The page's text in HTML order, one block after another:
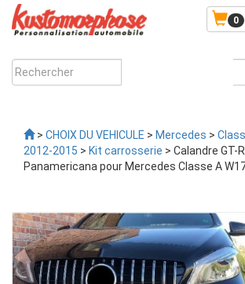
0
> CHOIX DU VEHICULE > Mercedes >
2012-2015 > Kit carrosserie > Calandre GT-
Panamericana pour Mercedes Classe A